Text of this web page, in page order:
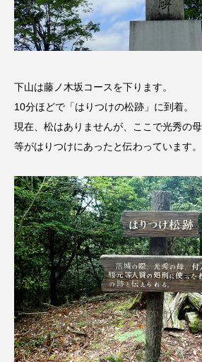
エディントンへようこそ エミ
エミリー・ワトソン エリーザ
エンターテインメント オダギリ
オダギリ・ジョー オム・ハヌル
オーケストラ カタール
カフェテラス カラーモンスター
カンヌ国際映画祭 カーテンコ
ガーデニングラジオ キム・へ
キング・オブ・キングス クラ
クリスマス クロエ・ジャオ
下山は藤ノ木坂コースを下ります。
10分ほどで「はりつけの松跡」に到着。
現在、松はありませんが、ここで光秀の
等がはりつけにあったと伝わっています。